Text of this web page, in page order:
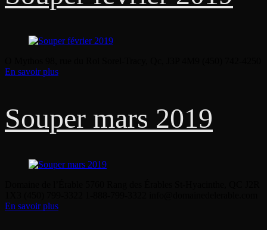
En savoir plus
Souper mars 2019
En savoir plus